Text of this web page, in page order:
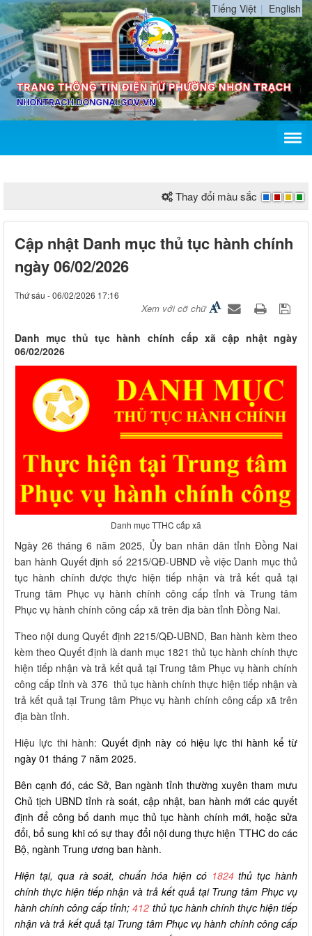
Tiếng Việt English
Thay đổi màu sắc
Cập nhật Danh mục thủ tục hành chính
ngày 06/02/2026
Thứ sáu - 06/02/2026 17:16
Xem với cỡ chữ
Danh mục thủ tục hành chính cấp xã cập nhật ngày
06/02/2026
Danh mục TTHC cấp xã
Ngày 26 tháng 6 năm 2025, Ủy ban nhân dân tỉnh Đồng Nai
ban hành Quyết định số 2215/QĐ-UBND về việc Danh mục thủ
tục hành chính được thực hiện tiếp nhận và trả kết quả tại
Trung tâm Phục vụ hành chính công cấp tỉnh và Trung tâm
Phục vụ hành chính công cấp xã trên địa bàn tỉnh Đồng Nai.
Theo nội dung Quyết định 2215/QĐ-UBND, Ban hành kèm theo
kèm theo Quyết định là danh mục 1821 thủ tục hành chính thực
hiện tiếp nhận và trả kết quả tại Trung tâm Phục vụ hành chính
công cấp tỉnh và 376 thủ tục hành chính thực hiện tiếp nhận và
trả kết quả tại Trung tâm Phục vụ hành chính công cấp xã trên
địa bàn tỉnh.
Hiệu lực thi hành: Quyết định này có hiệu lực thi hành kể từ
ngày 01 tháng 7 năm 2025.
Bên cạnh đó, các Sở, Ban ngành tỉnh thường xuyên tham mưu
Chủ tịch UBND tỉnh rà soát, cập nhật, ban hành mới các quyết
định để công bố danh mục thủ tục hành chính mới, hoặc sửa
đổi, bổ sung khi có sự thay đổi nội dung thực hiện TTHC do các
Bộ, ngành Trung ương ban hành.
Hiện tại, qua rà soát, chuẩn hóa hiện có 1824thủ tục hành
chính thực hiện tiếp nhận và trả kết quả tại Trung tâm Phục vụ
hành chính công cấp tỉnh;412 thủ tục hành chính thực hiện tiếp
nhận và trả kết quả tại Trung tâm Phục vụ hành chính công cấp